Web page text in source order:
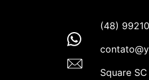
(48)
Square